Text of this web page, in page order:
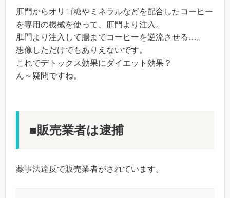
肛門からオリゴ糖やミネラルなどを配合したコーヒー
を専用の機械を使って、肛門より注入。
肛門より注入して腸までコーヒーを逆流させる…。
想像しただけでもありえないです。
これでデトックス効果にダイエット効果？
ん～疑問ですね。
■販売業者は逮捕
薬事法違反で販売業者がされています。